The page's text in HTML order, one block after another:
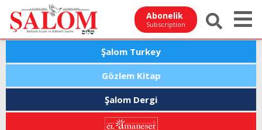
Abonelik
Subscription
Şalom Turkey
Gözlem Kitap
Şalom Dergi